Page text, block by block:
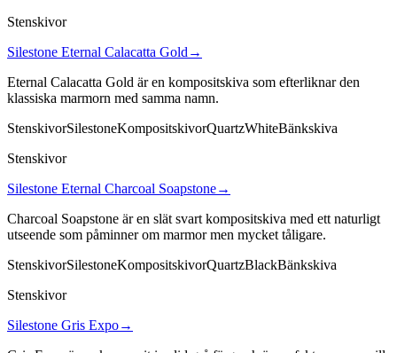
Stenskivor
Silestone Eternal Calacatta Gold →
Eternal Calacatta Gold är en kompositskiva som efterliknar den
klassiska marmorn med samma namn.
StenskivorSilestoneKompositskivorQuartzWhiteBänkskiva
Stenskivor
Silestone Eternal Charcoal Soapstone→
Charcoal Soapstone är en slät svart kompositskiva med ett naturligt
utseende som påminner om marmor men mycket tåligare.
StenskivorSilestoneKompositskivorQuartzBlackBänkskiva
Stenskivor
Silestone Gris Expo→